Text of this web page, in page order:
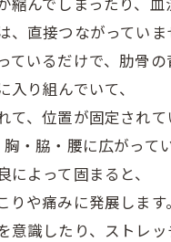
直接つながっていま
いるだけで、肋骨
り組んでいて、
、位置が固定されて
・脇・腰に広がって
よって固まると、
や痛みに発展します。
識したり、ストレッ